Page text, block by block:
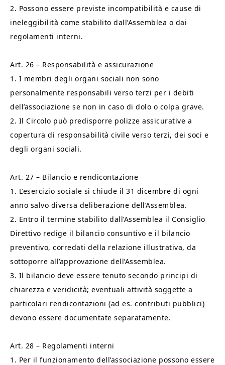
2. Possono essere previste incompatibilità e cause di
ineleggibilità come stabilito dall’Assemblea o dai
regolamenti interni.
Art. 26 – Responsabilità e assicurazione
1. I membri degli organi sociali non sono
personalmente responsabili verso terzi per i debiti
dell’associazione se non in caso di dolo o colpa grave.
2. Il Circolo può predisporre polizze assicurative a
copertura di responsabilità civile verso terzi, dei soci e
degli organi sociali.
Art. 27 – Bilancio e rendicontazione
1. L’esercizio sociale si chiude il 31 dicembre di ogni
anno salvo diversa deliberazione dell’Assemblea.
2. Entro il termine stabilito dall’Assemblea il Consiglio
Direttivo redige il bilancio consuntivo e il bilancio
preventivo, corredati della relazione illustrativa, da
sottoporre all’approvazione dell’Assemblea.
3. Il bilancio deve essere tenuto secondo principi di
chiarezza e veridicità; eventuali attività soggette a
particolari rendicontazioni (ad es. contributi pubblici)
devono essere documentate separatamente.
Art. 28 – Regolamenti interni
1. Per il funzionamento dell’associazione possono essere